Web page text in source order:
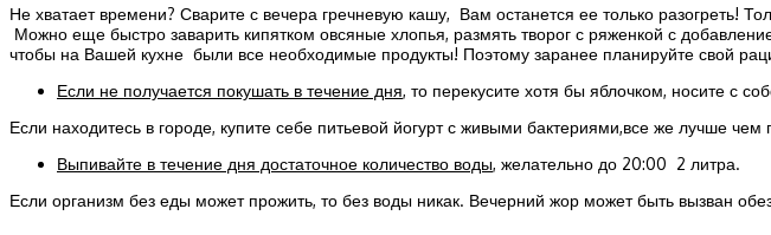
Не хватает времени? Сварите с вечера гречневую кашу, Вам останется ее только разогреть!
Можно еще быстро заварить кипятком овсяные хлопья, размять творог с ряженкой с
чтобы на Вашей кухне были все необходимые продукты! Поэтому заранее планируйте свой
Если не получается покушать в течение дня, то перекусите хотя бы яблочком, носите с
Если находитесь в городе, купите себе питьевой йогурт с живыми бактериями,все же лучше чем
Выпивайте в течение дня достаточное количество воды, желательно до 20:00 2 литра.
Если организм без еды может прожить, то без воды никак. Вечерний жор может быть вызван